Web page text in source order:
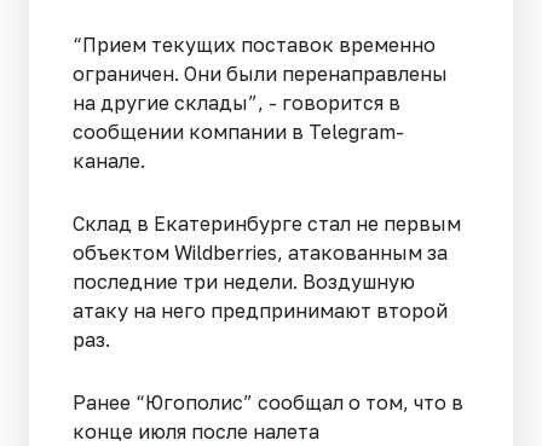
“Прием текущих поставок временно
ограничен. Они были перенаправлены
на другие склады”, - говорится в
сообщении компании в Telegram-
канале.
Склад в Екатеринбурге стал не первым
объектом Wildberries, атакованным за
последние три недели. Воздушную
атаку на него предпринимают второй
раз.
Ранее “Югополис” сообщал о том, что в
конце июля после налета